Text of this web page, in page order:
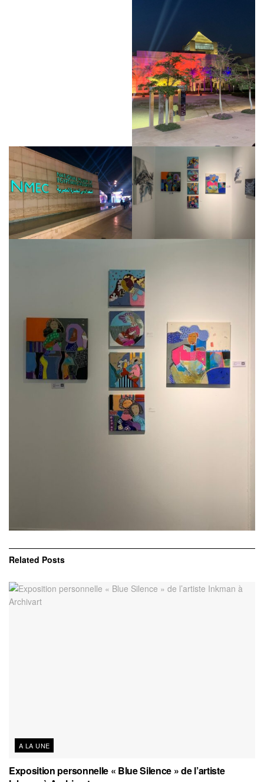
Related Posts
A LA UNE
Exposition personnelle « Blue Silence » de l’artiste